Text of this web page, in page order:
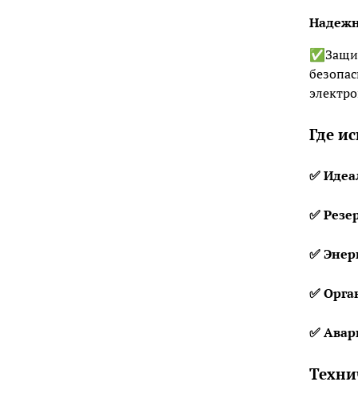
Где
✅
✅
✅
✅ Ор
✅